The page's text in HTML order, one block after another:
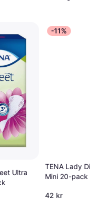
Ultra
-11%
TENA Lady
Mini 20-pack
42 kr